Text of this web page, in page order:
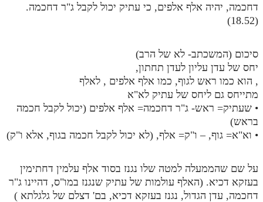
דחכמה, יהיה אלף אלפים, כי עתיק יכול לקבל ג"ר דחכמה.
(18.52)
סיכום (המשכתב- לא של הרב)
יחס של עדן עליון לעדן תחתון,
, הוא כמו ראש לגוף, כמו אלף אלפים , לאלף
מתייחס גם ליחס של עתיק לא"א
• שעתיק= ראש- ג"ר דחכמה= אלף אלפים (יכול לקבל חכמה
בראש)
• וא"א= גוף, – ו"ק= אלף, (לא יכול לקבל חכמה בגוף, אלא ו"ק)
על שם שהממעלה למטה שלו נגנז בסוד אלף עלמין דחתימין
בעזקא דכיא. (האלף עולמות של עתיק שנגנז במו"ס, דהיינו ג"ר
דחכמה, עדן הגדול, נגנז בעזקא דכיא, בם' דצלם של גלגלתא )